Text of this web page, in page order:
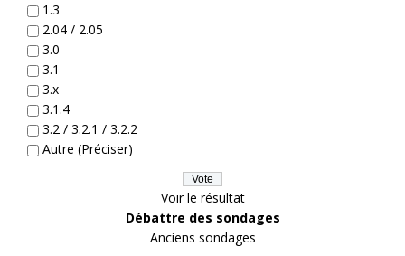
1.3
2.04 / 2.05
3.0
3.1
3.x
3.1.4
3.2 / 3.2.1 / 3.2.2
Autre (Préciser)
Voir le résultat
Débattre des sondages
Anciens sondages